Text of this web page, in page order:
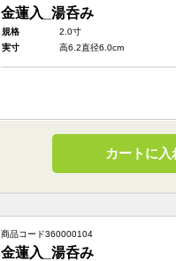
金蓮入_湯呑み
規格
2.0寸
実寸
高6.2直径6.0cm
カートに入
商品コード360000104
金蓮入_湯呑み